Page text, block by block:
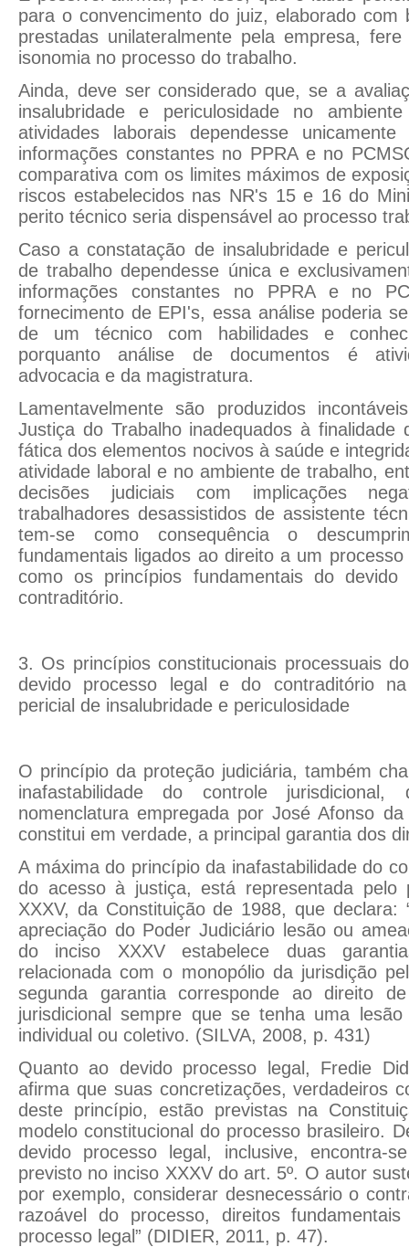
para o convencimento do juiz, elaborado com
prestadas unilateralmente pela empresa,
isonomia no processo do trabalho.
Ainda, deve ser considerado que, se a
insalubridade e periculosidade no
atividades laborais dependesse
informações constantes no PPRA e no
comparativa com os limites máximos de
riscos estabelecidos nas NR's 15 e 16 do
perito técnico seria dispensável ao processo
Caso a constatação de insalubridade e
de trabalho dependesse única e
informações constantes no PPRA e no
fornecimento de EPI's, essa análise poderia
de um técnico com habilidades e
porquanto análise de documentos é
advocacia e da magistratura.
Lamentavelmente são produzidos
Justiça do Trabalho inadequados à finalidade
fática dos elementos nocivos à saúde e
atividade laboral e no ambiente de trabalho,
decisões judiciais com implicações
trabalhadores desassistidos de assistente
tem-se como consequência o
fundamentais ligados ao direito a um
como os princípios fundamentais do
contraditório.
3. Os princípios constitucionais processuais
devido processo legal e do contraditório
pericial de insalubridade e periculosidade
O princípio da proteção judiciária, também
inafastabilidade do controle
nomenclatura empregada por José Afonso
constitui em verdade, a principal garantia dos
A máxima do princípio da inafastabilidade do
do acesso à justiça, está representada pelo
XXXV, da Constituição de 1988, que declara:
apreciação do Poder Judiciário lesão ou
do inciso XXXV estabelece duas
relacionada com o monopólio da jurisdição
segunda garantia corresponde ao direito
jurisdicional sempre que se tenha uma
individual ou coletivo. (SILVA, 2008, p. 431)
Quanto ao devido processo legal, Fredie
afirma que suas concretizações, verdadeiros
deste princípio, estão previstas na
modelo constitucional do processo brasileiro.
devido processo legal, inclusive, encontra-
previsto no inciso XXXV do art. 5º. O autor
por exemplo, considerar desnecessário o
razoável do processo, direitos
processo legal” (DIDIER, 2011, p. 47).